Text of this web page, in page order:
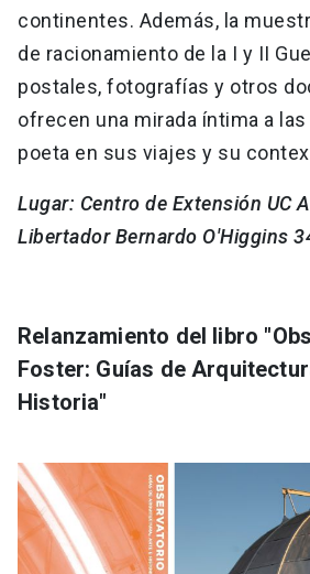
continentes. Además, la
de racionamiento de la I y II
postales, fotografías y otros
ofrecen una mirada íntima a
poeta en sus viajes y su
Lugar: Centro de Extensión UC
Libertador Bernardo O'Higgins
Relanzamiento del libro
Foster: Guías de
Historia"